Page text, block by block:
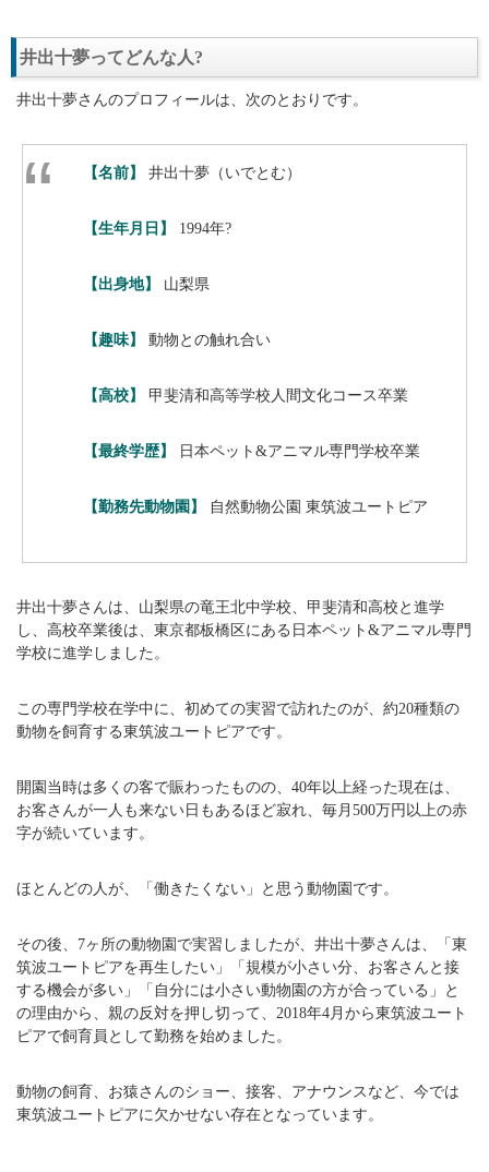
井出十夢ってどんな人?
井出十夢さんのプロフィールは、次のとおりです。
【名前】 井出十夢（いでとむ）
【生年月日】 1994年?
【出身地】 山梨県
【趣味】 動物との触れ合い
【高校】 甲斐清和高等学校人間文化コース卒業
【最終学歴】 日本ペット&アニマル専門学校卒業
【勤務先動物園】 自然動物公園 東筑波ユートピア
井出十夢さんは、山梨県の竜王北中学校、甲斐清和高校と進学
し、高校卒業後は、東京都板橋区にある日本ペット&アニマル専門
学校に進学しました。
この専門学校在学中に、初めての実習で訪れたのが、約20種類の
動物を飼育する東筑波ユートピアです。
開園当時は多くの客で賑わったものの、40年以上経った現在は、
お客さんが一人も来ない日もあるほど寂れ、毎月500万円以上の赤
字が続いています。
ほとんどの人が、「働きたくない」と思う動物園です。
その後、7ヶ所の動物園で実習しましたが、井出十夢さんは、「東
筑波ユートピアを再生したい」「規模が小さい分、お客さんと接
する機会が多い」「自分には小さい動物園の方が合っている」と
の理由から、親の反対を押し切って、2018年4月から東筑波ユート
ピアで飼育員として勤務を始めました。
動物の飼育、お猿さんのショー、接客、アナウンスなど、今では
東筑波ユートピアに欠かせない存在となっています。